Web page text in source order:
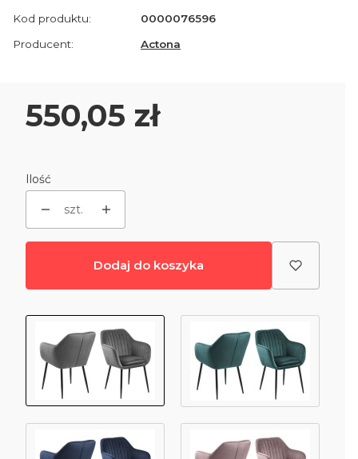
Kod produktu:
0000076596
Producent:
Actona
Cena
550,05 zł
Ilość
szt.
Dodaj do koszyka